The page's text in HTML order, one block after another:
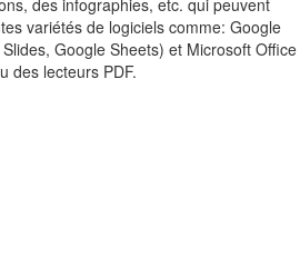
des infographies, etc. qui peuvent
variétés de logiciels comme: Google
Google Sheets) et Microsoft Office
des lecteurs PDF.